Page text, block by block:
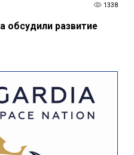
1338
обсудили развитие